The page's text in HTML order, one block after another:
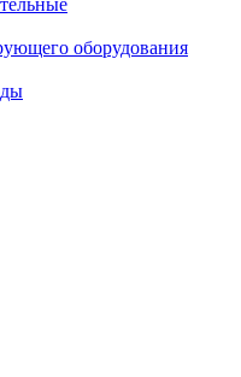
оборудования